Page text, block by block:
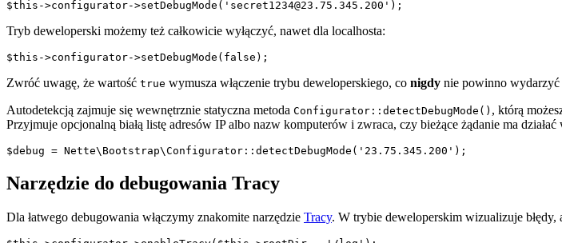
Tryb deweloperski możemy też całkowicie wyłączyć, nawet dla localhosta:
Zwróć uwagę, że wartość true wymusza włączenie trybu deweloperskiego, co nigdy nie powinno wydarzyć
Autodetekcją zajmuje się wewnętrznie statyczna metoda Configurator::detectDebugMode() , którą
Przyjmuje opcjonalną białą listę adresów IP albo nazw komputerów i zwraca, czy bieżące żądanie ma
Narzędzie do debugowania Tracy
Dla łatwego debugowania włączymy znakomite narzędzie Tracy. W trybie deweloperskim wizualizuje